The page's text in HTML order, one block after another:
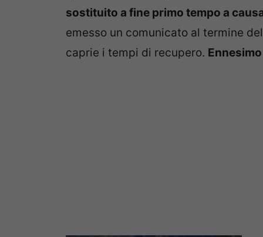
sostituito a fine primo tempo a
emesso un comunicato al termine
caprie i tempi di recupero.